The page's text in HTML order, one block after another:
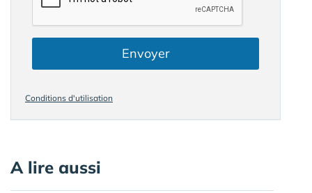
Envoyer
Conditions d'utilisation
A lire aussi